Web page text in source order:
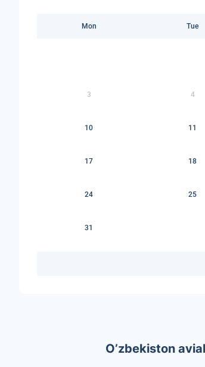
Mon Tue
3 4
10 11
17 18
24 25
31
O’zbekiston